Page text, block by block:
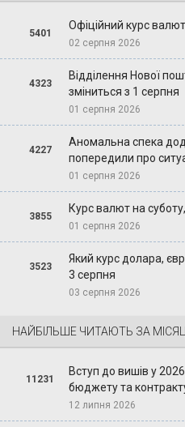
5401
Офіційний курс
02 серпня 2026
4323
Відділення Нової
зміниться з 1 серпня
01 серпня 2026
4227
Аномальна спека
попередили про
01 серпня 2026
3855
Курс валют на
01 серпня 2026
3523
Який курс долара,
3 серпня
03 серпня 2026
НАЙБІЛЬШЕ ЧИТАЮТЬ ЗА
11231
Вступ до вишів у
бюджету та
12 липня 2026